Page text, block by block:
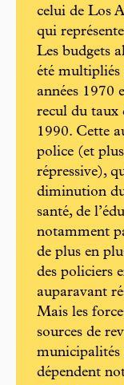
celui de Los
qui
Les budgets
été multipliés
années 1970
recul du taux
1990. Cette
police (et
répressive),
diminution du
santé, de
notamment
de plus en
des policiers
auparavant
Mais les
sources de
municipalités
dépendent